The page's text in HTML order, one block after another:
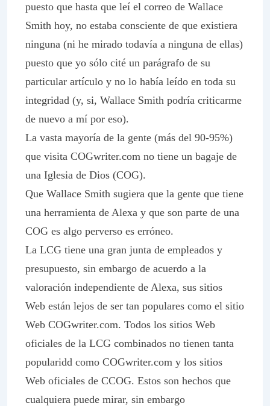
puesto que hasta que leí el correo de Wallace
Smith hoy, no estaba consciente de que existiera
ninguna (ni he mirado todavía a ninguna de ellas)
puesto que yo sólo cité un parágrafo de su
particular artículo y no lo había leído en toda su
integridad (y, si, Wallace Smith podría criticarme
de nuevo a mí por eso).
La vasta mayoría de la gente (más del 90-95%)
que visita COGwriter.com no tiene un bagaje de
una Iglesia de Dios (COG).
Que Wallace Smith sugiera que la gente que tiene
una herramienta de Alexa y que son parte de una
COG es algo perverso es erróneo.
La LCG tiene una gran junta de empleados y
presupuesto, sin embargo de acuerdo a la
valoración independiente de Alexa, sus sitios
Web están lejos de ser tan populares como el sitio
Web COGwriter.com. Todos los sitios Web
oficiales de la LCG combinados no tienen tanta
popularidd como COGwriter.com y los sitios
Web oficiales de CCOG. Estos son hechos que
cualquiera puede mirar, sin embargo